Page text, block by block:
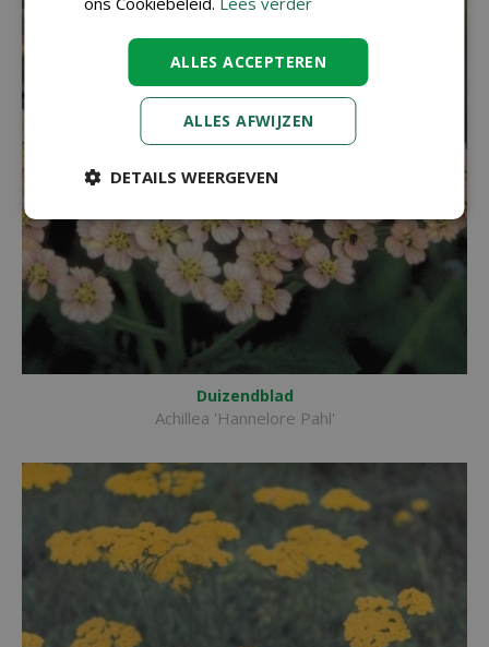
Duizendblad
Achillea 'Hannelore Pahl'
ALLES ACCEPTEREN
ALLES AFWIJZEN
DETAILS WEERGEVEN